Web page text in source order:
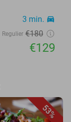
3 min. directions_car
Regulier €180
€129
53%